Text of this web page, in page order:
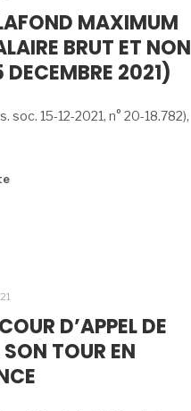
MAXIMUM
BRUT ET NON
2021)
soc. 15-12-2021, n° 20-18.782),
D’APPEL DE
TOUR EN